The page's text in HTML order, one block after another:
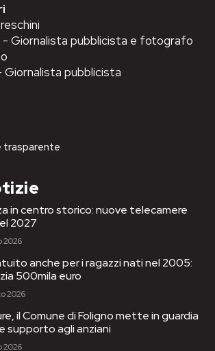
- Giornalista pubblicista e fotografo
Giornalista pubblicista
trasparente
in centro storico: nuove telecamere
2027
2026
anche per i ragazzi nati nel 2005:
500mila euro
2026
il Comune di Foligno mette in guardia
supporto agli anziani
2026